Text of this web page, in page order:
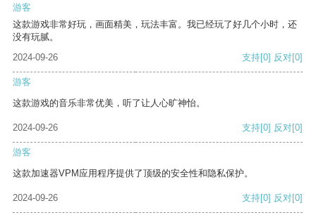
游客
这款游戏非常好玩，画面精美，玩法丰富。我已经玩了好几个小时，还
没有玩腻。
2024-09-26
支持[0] 反对[0]
游客
这款游戏的音乐非常优美，听了让人心旷神怡。
2024-09-26 支持[0] 反对[0]
游客
这款加速器VPM应用程序提供了顶级的安全性和隐私保护。
2024-09-26 支持[0] 反对[0]